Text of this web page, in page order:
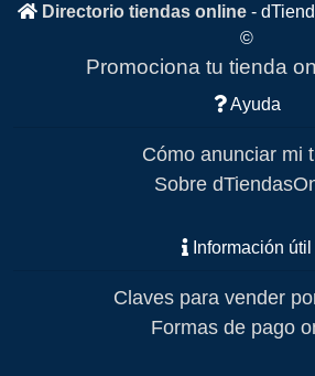
Directorio tiendas online -
©
Promociona tu tienda
Ayuda
Cómo anunciar mi
Sobre
Información útil
Claves para vender
Formas de pago